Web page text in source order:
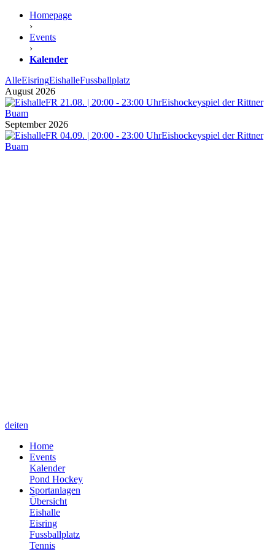
Homepage
›
Events
›
Kalender
AlleEisringEishalleFussballplatz
August 2026
FR 21.08. | 20:00 - 23:00 UhrEishockeyspiel der Rittner
Buam
September 2026
FR 04.09. | 20:00 - 23:00 UhrEishockeyspiel der Rittner
Buam
deiten
Home
Events
Kalender
Pond Hockey
Sportanlagen
Übersicht
Eishalle
Eisring
Fussballplatz
Tennis